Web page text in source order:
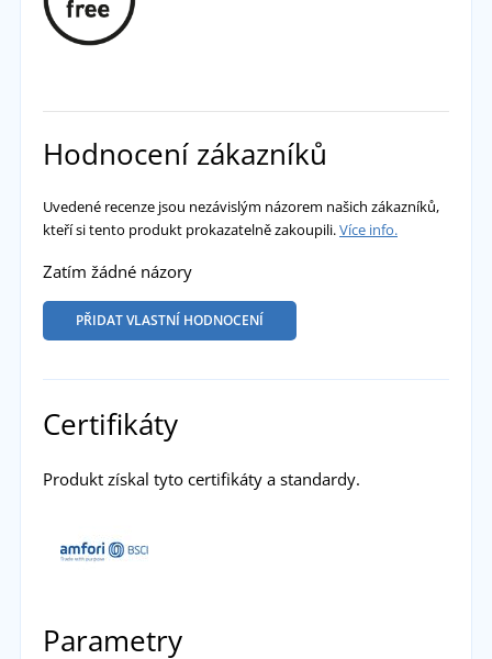
Hodnocení zákazníků
Uvedené recenze jsou nezávislým názorem našich zákazníků,
kteří si tento produkt prokazatelně zakoupili.Více info.
Zatím žádné názory
PŘIDAT VLASTNÍ HODNOCENÍ
Certifikáty
Produkt získal tyto certifikáty a standardy.
Parametry